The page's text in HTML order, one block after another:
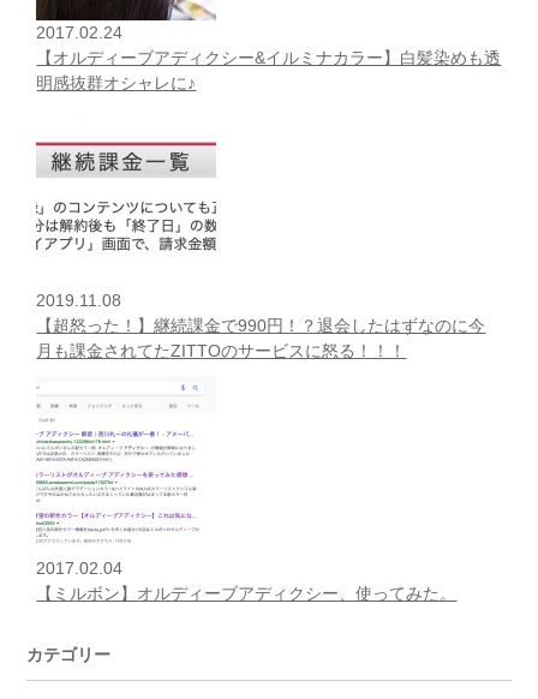
2017.02.24
【オルディーブアディクシー&イルミナカラー】白髪染めも透
明感抜群オシャレに♪
2019.11.08
【超怒った！】継続課金で990円！？退会したはずなのに今
月も課金されてたZITTOのサービスに怒る！！！
2017.02.04
【ミルボン】オルディーブアディクシー、使ってみた。
カテゴリー